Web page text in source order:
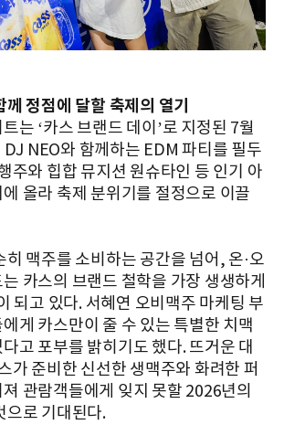
정점에 달할 축제의 열기
는 ‘카스 브랜드 데이’로 지정된 7월
NEO와 함께하는 EDM 파티를 필두
주와 힙합 뮤지션 원슈타인 등 인기 아
올라 축제 분위기를 절정으로 이끌
히 맥주를 소비하는 공간을 넘어, 온·오
카스의 브랜드 철학을 가장 생생하게
되고 있다. 서혜연 오비맥주 마케팅 부
게 카스만이 줄 수 있는 특별한 치맥
고 포부를 밝히기도 했다. 뜨거운 대
가 준비한 신선한 생맥주와 화려한 퍼
관람객들에게 잊지 못할 2026년의
으로 기대된다.